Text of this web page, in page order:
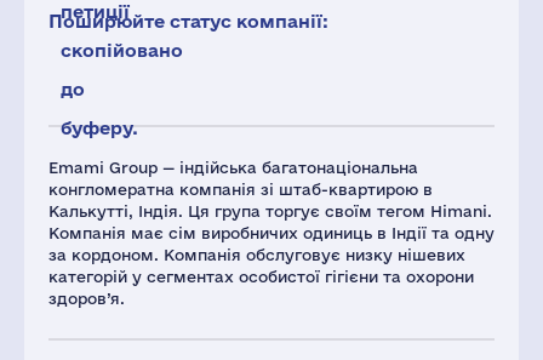
Emami Group — індійська багатонаціональна
конгломератна компанія зі штаб-квартирою в
Калькутті, Індія. Ця група торгує своїм тегом Himani.
Компанія має сім виробничих одиниць в Індії та одну
за кордоном. Компанія обслуговує низку нішевих
категорій у сегментах особистої гігієни та охорони
здоров’я.
петиції
скопійовано
до
буферу.
Поширюйте статус компанії: